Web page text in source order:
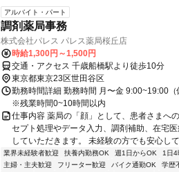
アルバイト・パート
調剤薬局事務
株式会社パレス パレス薬局桜丘店
時給1,300円～1,500円
交通・アクセス 千歳船橋駅より徒歩10分
東京都東京23区世田谷区
勤務時間詳細 勤務時間 月〜金 9:00~19:00
※残業時間0~10時間以内
仕事内容 薬局の「顔」として、患者さまへ
セプト処理やデータ入力、調剤補助、在宅
していただきます。 未経験の方でも安心し
業界未経験者歓迎 扶養内勤務OK 週1日からOK 1日4
主婦・主夫歓迎
フリーター歓迎 バイク通勤OK 学歴